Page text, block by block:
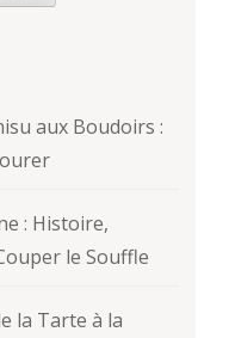
aux Boudoirs :
: Histoire,
le Souffle
la Tarte à la